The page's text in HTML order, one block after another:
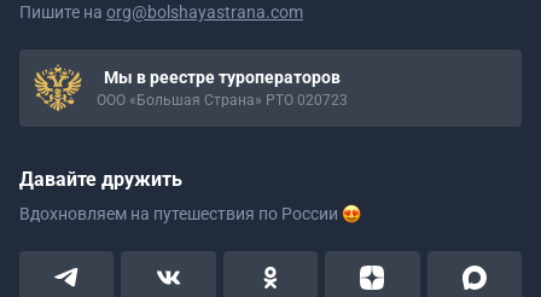
Пишите на org@bolshayastrana.com
Мы в реестре туроператоров
ООО «Большая Страна» РТО 020723
Давайте дружить
Вдохновляем на путешествия по России